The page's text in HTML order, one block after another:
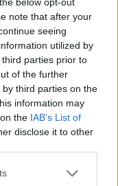
note that after your
seeing
utilized by
parties prior to
of the further
third parties on the
information may
the IAB’s List of
disclose it to other
or more Google
uno
l’83% in più
del tecnico di
in Nuova